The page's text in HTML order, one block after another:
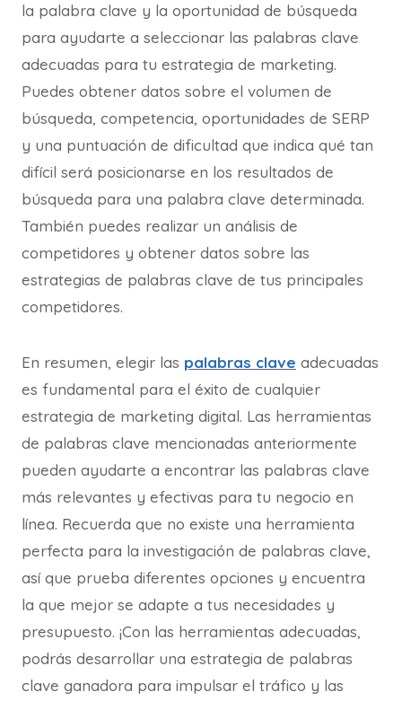
la palabra clave y la oportunidad de búsqueda
para ayudarte a seleccionar las palabras clave
adecuadas para tu estrategia de marketing.
Puedes obtener datos sobre el volumen de
búsqueda, competencia, oportunidades de SERP
y una puntuación de dificultad que indica qué tan
difícil será posicionarse en los resultados de
búsqueda para una palabra clave determinada.
También puedes realizar un análisis de
competidores y obtener datos sobre las
estrategias de palabras clave de tus principales
competidores.
En resumen, elegir las palabras clave adecuadas
es fundamental para el éxito de cualquier
estrategia de marketing digital. Las herramientas
de palabras clave mencionadas anteriormente
pueden ayudarte a encontrar las palabras clave
más relevantes y efectivas para tu negocio en
línea. Recuerda que no existe una herramienta
perfecta para la investigación de palabras clave,
así que prueba diferentes opciones y encuentra
la que mejor se adapte a tus necesidades y
presupuesto. ¡Con las herramientas adecuadas,
podrás desarrollar una estrategia de palabras
clave ganadora para impulsar el tráfico y las